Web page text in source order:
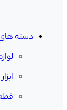
دسته